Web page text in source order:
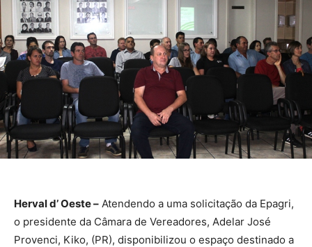
Herval d’ Oeste – Atendendo a uma solicitação da Epagri,
o presidente da Câmara de Vereadores, Adelar José
Provenci, Kiko, (PR), disponibilizou o espaço destinado a